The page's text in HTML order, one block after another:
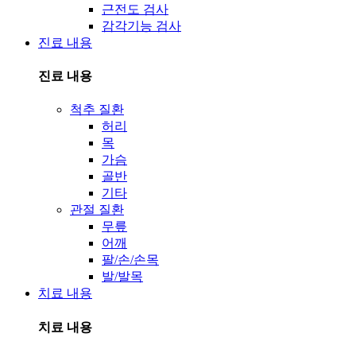
근전도 검사
감각기능 검사
진료 내용
진료 내용
척추 질환
허리
목
가슴
골반
기타
관절 질환
무릎
어깨
팔/손/손목
발/발목
치료 내용
치료 내용